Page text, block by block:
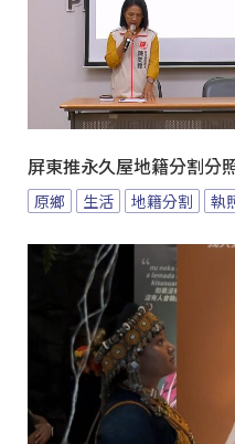
屏東推永久屋地籍分割分
原鄉 生活 地籍分割 執